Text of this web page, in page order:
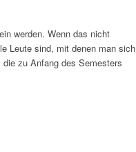
werden. Wenn das nicht
Leute sind, mit denen man sich
zu Anfang des Semesters